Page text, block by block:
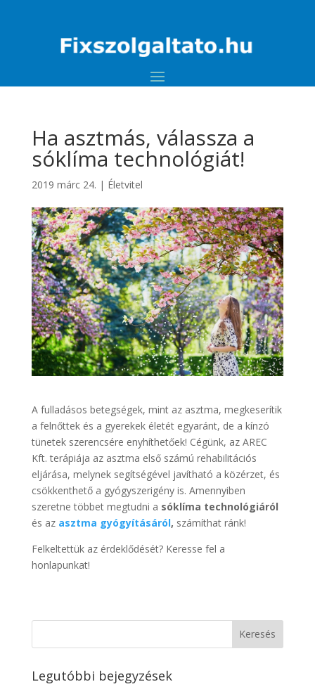
Ha asztmás, válassza a
sóklíma technológiát!
2019 márc 24. | Életvitel
A fulladásos betegségek, mint az asztma, megkeserítik
a felnőttek és a gyerekek életét egyaránt, de a kínzó
tünetek szerencsére enyhíthetőek! Cégünk, az AREC
Kft. terápiája az asztma első számú rehabilitációs
eljárása, melynek segítségével javítható a közérzet, és
csökkenthető a gyógyszerigény is. Amennyiben
szeretne többet megtudni a sóklíma technológiáról
és azasztma gyógyításáról, számíthat ránk!
Felkeltettük az érdeklődését? Keresse fel a
honlapunkat!
Legutóbbi bejegyzések